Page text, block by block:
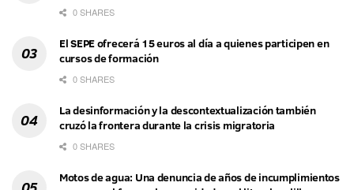
0 SHARES
El SEPE ofrecerá 15 euros al día a quienes participen en
cursos de formación
0 SHARES
La desinformación y la descontextualización también
cruzó la frontera durante la crisis migratoria
0 SHARES
Motos de agua: Una denuncia de años de incumplimientos